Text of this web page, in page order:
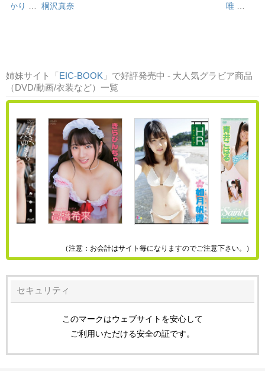
かり
桐沢真奈
唯
姉妹サイト「EIC-BOOK 」で好評発売中 - 大人気グラビア商品
（DVD/動画/衣装など）一覧
（注意：お会計はサイト毎になりますのでご注意下さい。）
セキュリティ
このマークはウェブサイトを安心して
ご利用いただける安全の証です。